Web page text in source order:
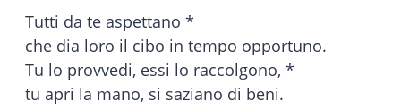
Tutti da te aspettano *
che dia loro il cibo in tempo opportuno.
Tu lo provvedi, essi lo raccolgono, *
tu apri la mano, si saziano di beni.